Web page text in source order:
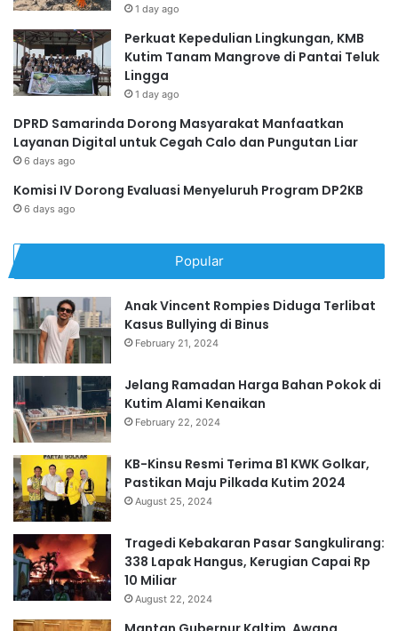
1 day ago
Perkuat Kepedulian Lingkungan, KMB
Kutim Tanam Mangrove di Pantai Teluk
Lingga
1 day ago
DPRD Samarinda Dorong Masyarakat Manfaatkan
Layanan Digital untuk Cegah Calo dan Pungutan Liar
6 days ago
Komisi IV Dorong Evaluasi Menyeluruh Program DP2KB
6 days ago
Popular
Anak Vincent Rompies Diduga Terlibat
Kasus Bullying di Binus
February 21, 2024
Jelang Ramadan Harga Bahan Pokok di
Kutim Alami Kenaikan
February 22, 2024
KB-Kinsu Resmi Terima B1 KWK Golkar,
Pastikan Maju Pilkada Kutim 2024
August 25, 2024
Tragedi Kebakaran Pasar Sangkulirang:
338 Lapak Hangus, Kerugian Capai Rp
10 Miliar
August 22, 2024